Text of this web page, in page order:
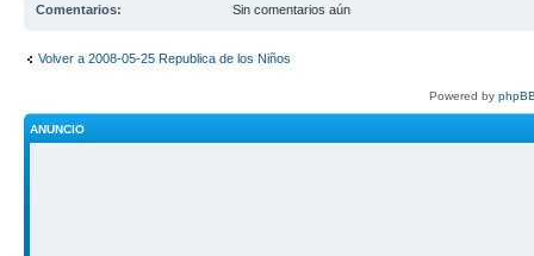
Comentarios: Sin comentarios aún
Volver a 2008-05-25 Republica de los Niños
Powered by
ANUNCIO